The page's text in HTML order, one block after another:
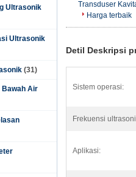
Ultrasonik
Ultrasonik
(31)
Air
Transduser
Harga terbaik
Detil Deskripsi
Sistem operasi:
Frekuensi
Aplikasi: